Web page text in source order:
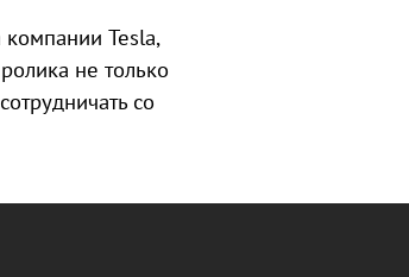
Tesla,
не только
со